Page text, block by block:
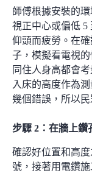
師傅根據安裝的
視正中心或偏低 5
仰頭而疲勞。在
子，模擬看電視
同住人身高都會
入床的高度作為測
幾個錯誤，所以
步驟 2 ： 在牆上鑽
確認好位置和高
號，接著用電鑽